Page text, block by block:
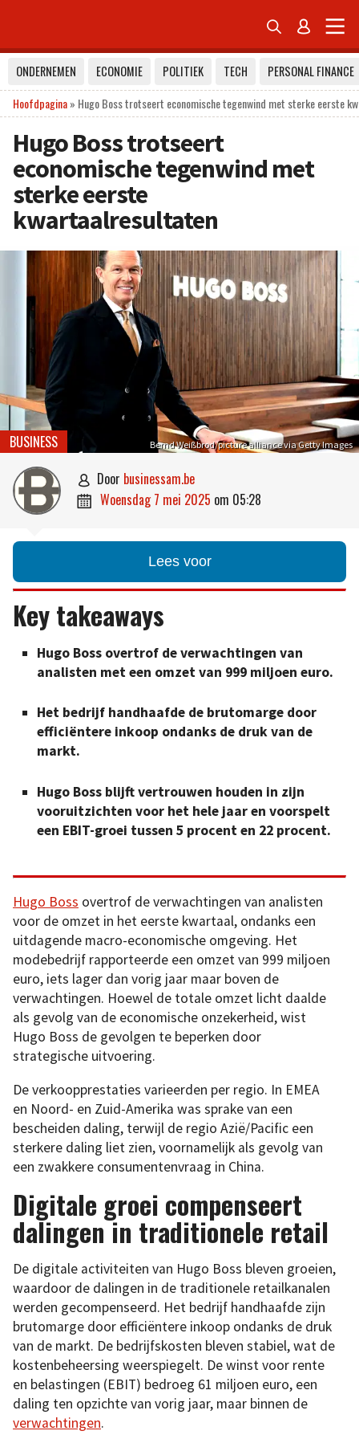
 
ONDERNEMEN ECONOMIE POLITIEK TECH
PERSONAL FINANCE
Hoofdpagina» Hugo Boss trotseert economische tegenwind met sterke eerste
Hugo Boss trotseert
economische tegenwind met
sterke eerste
kwartaalresultaten
Bernd Weißbrod/picture alliance via Getty Images
BUSINESS
 door businessam.be
 woensdag 7 mei 2025 om 05:28
Lees voor
Key takeaways
Hugo Boss overtrof de verwachtingen van
analisten met een omzet van 999 miljoen euro.
Het bedrijf handhaafde de brutomarge door
efficiëntere inkoop ondanks de druk van de
markt.
Hugo Boss blijft vertrouwen houden in zijn
vooruitzichten voor het hele jaar en voorspelt
een EBIT-groei tussen 5 procent en 22 procent.
Hugo Boss overtrof de verwachtingen van analisten
voor de omzet in het eerste kwartaal, ondanks een
uitdagende macro-economische omgeving. Het
modebedrijf rapporteerde een omzet van 999 miljoen
euro, iets lager dan vorig jaar maar boven de
verwachtingen. Hoewel de totale omzet licht daalde
als gevolg van de economische onzekerheid, wist
Hugo Boss de gevolgen te beperken door
strategische uitvoering.
De verkoopprestaties varieerden per regio. In EMEA
en Noord- en Zuid-Amerika was sprake van een
bescheiden daling, terwijl de regio Azië/Pacific een
sterkere daling liet zien, voornamelijk als gevolg van
een zwakkere consumentenvraag in China.
Digitale groei compenseert
dalingen in traditionele retail
De digitale activiteiten van Hugo Boss bleven groeien,
waardoor de dalingen in de traditionele retailkanalen
werden gecompenseerd. Het bedrijf handhaafde zijn
brutomarge door efficiëntere inkoop ondanks de druk
van de markt. De bedrijfskosten bleven stabiel, wat de
kostenbeheersing weerspiegelt. De winst voor rente
en belastingen (EBIT) bedroeg 61 miljoen euro, een
daling ten opzichte van vorig jaar, maar binnen de
verwachtingen.